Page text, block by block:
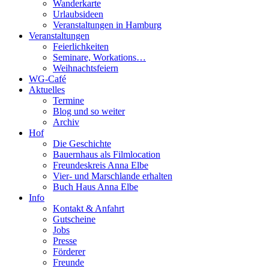
Wanderkarte
Urlaubsideen
Veranstaltungen in Hamburg
Veranstaltungen
Feierlichkeiten
Seminare, Workations…
Weihnachtsfeiern
WG-Café
Aktuelles
Termine
Blog und so weiter
Archiv
Hof
Die Geschichte
Bauernhaus als Filmlocation
Freundeskreis Anna Elbe
Vier- und Marschlande erhalten
Buch Haus Anna Elbe
Info
Kontakt & Anfahrt
Gutscheine
Jobs
Presse
Förderer
Freunde